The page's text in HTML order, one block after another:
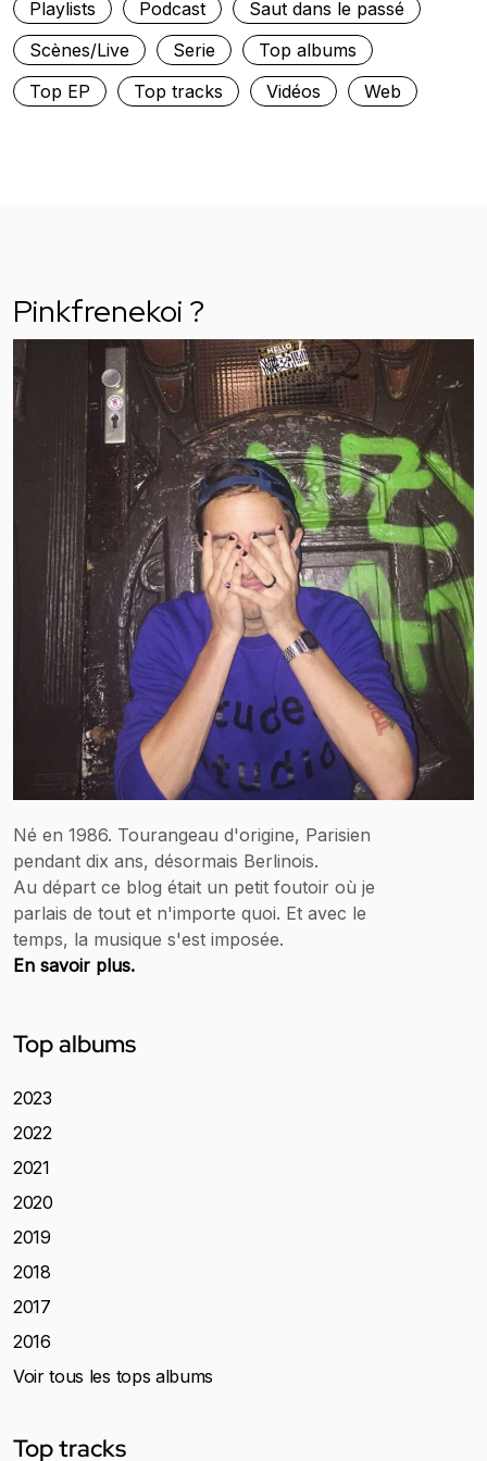
Playlists Podcast
Saut dans le passé
Scènes/Live
Serie
Top albums
Top EP
Top tracks Vidéos Web
Pinkfrenekoi ?
Né en 1986. Tourangeau d'origine, Parisien
pendant dix ans, désormais Berlinois.
Au départ ce blog était un petit foutoir où je
parlais de tout et n'importe quoi. Et avec le
temps, la musique s'est imposée.
En savoir plus.
Top albums
2023
2022
2021
2020
2019
2018
2017
2016
Voir tous les tops albums
Top tracks